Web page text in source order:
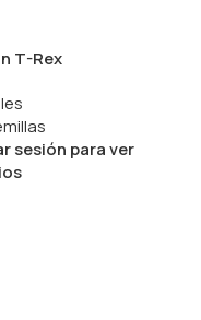
T-Rex
sesión para ver